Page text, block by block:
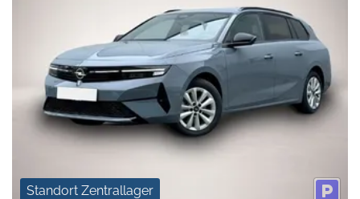
Standort Zentrallager